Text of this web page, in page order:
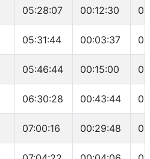
05:28:07 00:12:30
05:31:44 00:03:37
05:46:44 00:15:00
06:30:28 00:43:44
07:00:16 00:29:48